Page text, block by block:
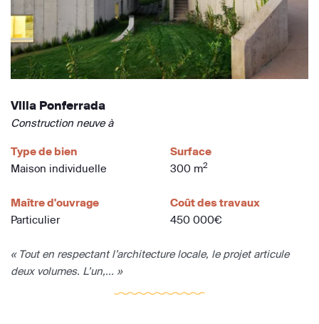
Villa Ponferrada
Construction neuve à
Type de bien
Maison individuelle
Surface
300 m2
Maître d'ouvrage
Particulier
Coût des travaux
450 000€
« Tout en respectant l’architecture locale, le projet articule
deux volumes. L’un,... »